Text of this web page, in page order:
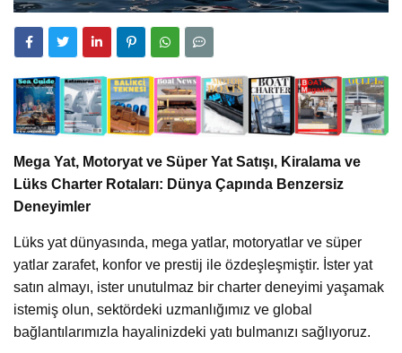
Mega Yat, Motoryat ve Süper Yat Satışı, Kiralama ve
Lüks Charter Rotaları: Dünya Çapında Benzersiz
Deneyimler
Lüks yat dünyasında, mega yatlar, motoryatlar ve süper
yatlar zarafet, konfor ve prestij ile özdeşleşmiştir. İster yat
satın almayı, ister unutulmaz bir charter deneyimi yaşamak
istemiş olun, sektördeki uzmanlığımız ve global
bağlantılarımızla hayalinizdeki yatı bulmanızı sağlıyoruz.